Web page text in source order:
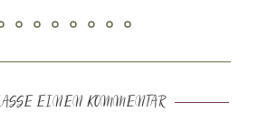
EINEN KOMMENTAR